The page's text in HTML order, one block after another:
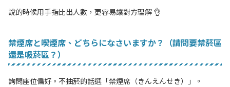
說的時候用手指比出人數，更容易讓對方理解 👌
禁煙席と喫煙席、どちらになさいますか？（請問要禁菸區
還是吸菸區？）
詢問座位偏好。不抽菸的話選「禁煙席（きんえんせき）」。